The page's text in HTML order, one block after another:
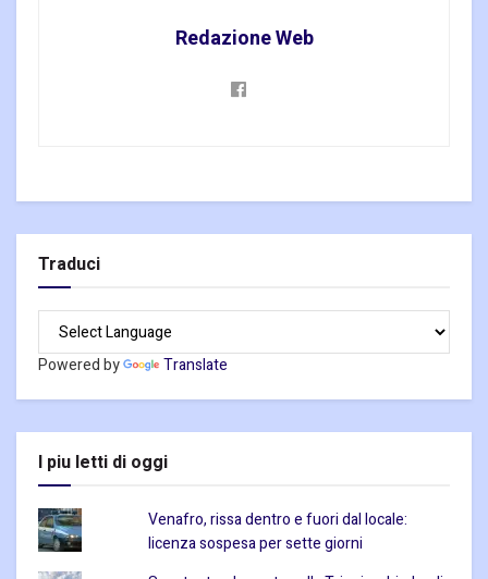
Redazione Web
Traduci
Powered by Translate
I piu letti di oggi
Venafro, rissa dentro e fuori dal locale:
licenza sospesa per sette giorni